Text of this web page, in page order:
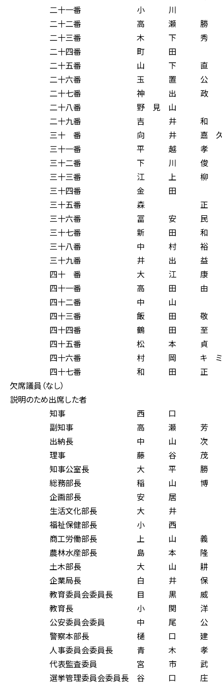
二十一番 小 川
二十二番 高 瀬 勝
二十三番 木 下 秀
二十四番 町 田
二十五番 山 下 直
二十六番 玉 置 公
二十七番 神 出 政
二十八番 野 見 山
二十九番 吉 井 和
三十 番 向 井 嘉 久
三十一番 平 越 孝
三十二番 下 川 俊
三十三番 江 上 柳
三十四番 金 田
三十五番 森 正
三十六番 冨 安 民
三十七番 新 田 和
三十八番 中 村 裕
三十九番 井 出 益
四十 番 大 江 康
四十一番 高 田 由
四十二番 中 山
四十三番 飯 田 敬
四十四番 鶴 田 至
四十五番 松 本 貞
四十六番 村 岡 キ ミ
四十七番 和 田 正
欠席議員（なし）
説明のため出席した者
知事 西 口
副知事 高 瀬 芳
出納長 中 山 次
理事 藤 谷 茂
知事公室長 大 平 勝
総務部長 稲 山 博
企画部長 安 居
生活文化部長 大 井
福祉保健部長 小 西
商工労働部長 上 山 義
農林水産部長 島 本 隆
土木部長 大 山 耕
企業局長 白 井 保
教育委員会委員長 目 黒 威
教育長 小 関 洋
公安委員会委員 中 尾 公
警察本部長 樋 口 建
人事委員会委員長 青 木 孝
代表監査委員 宮 市 武
選挙管理委員会委員長 谷 口